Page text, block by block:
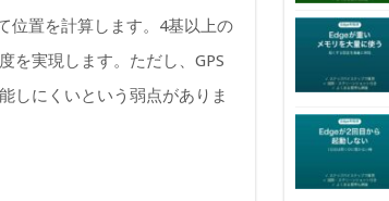
位置を計算します。4基以上の
を実現します。ただし、GPS
しにくいという弱点がありま